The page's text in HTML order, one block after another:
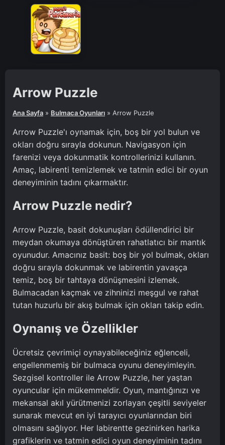
Arrow Puzzle
Ana Sayfa » Bulmaca Oyunları » Arrow Puzzle
Arrow Puzzle'ı oynamak için, boş bir yol bulun ve
okları doğru sırayla dokunun. Navigasyon için
farenizi veya dokunmatik kontrollerinizi kullanın.
Amaç, labirenti temizlemek ve tatmin edici bir oyun
deneyiminin tadını çıkarmaktır.
Arrow Puzzle nedir?
Arrow Puzzle, basit dokunuşları ödüllendirici bir
meydan okumaya dönüştüren rahatlatıcı bir mantık
oyunudur. Amacınız basit: boş bir yol bulmak, okları
doğru sırayla dokunmak ve labirentin yavaşça
temiz, boş bir tahtaya dönüşmesini izlemek.
Bulmacadan kaçmak ve zihninizi meşgul ve rahat
tutan huzurlu bir akış bulmak için okları takip edin.
Oynanış ve Özellikler
Ücretsiz çevrimiçi oynayabileceğiniz eğlenceli,
engellenmemiş bir bulmaca oyunu deneyimleyin.
Sezgisel kontroller ile Arrow Puzzle, her yaştan
oyuncular için mükemmeldir. Oyun, mantığınızı ve
mekansal akıl yürütmenizi zorlayan çeşitli seviyeler
sunarak mevcut en iyi tarayıcı oyunlarından biri
olmasını sağlıyor. Her labirentte gezinirken harika
grafiklerin ve tatmin edici oyun deneyiminin tadını